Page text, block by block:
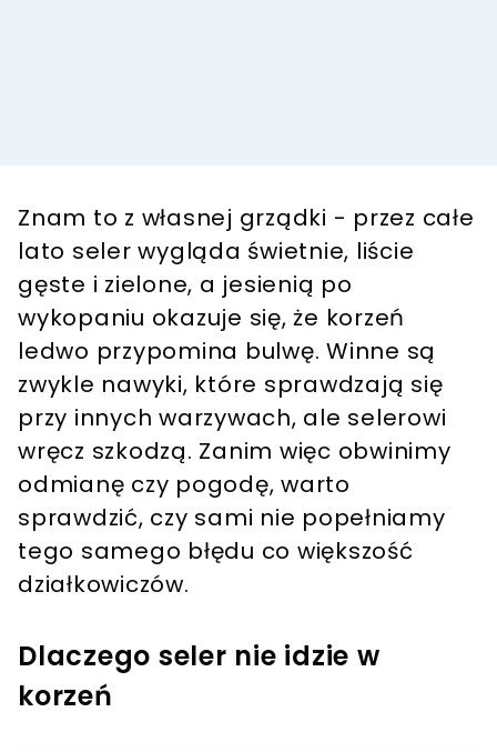
Znam to z własnej grządki - przez całe
lato seler wygląda świetnie, liście
gęste i zielone, a jesienią po
wykopaniu okazuje się, że korzeń
ledwo przypomina bulwę. Winne są
zwykle nawyki, które sprawdzają się
przy innych warzywach, ale selerowi
wręcz szkodzą. Zanim więc obwinimy
odmianę czy pogodę, warto
sprawdzić, czy sami nie popełniamy
tego samego błędu co większość
działkowiczów.
Dlaczego seler nie idzie w
korzeń